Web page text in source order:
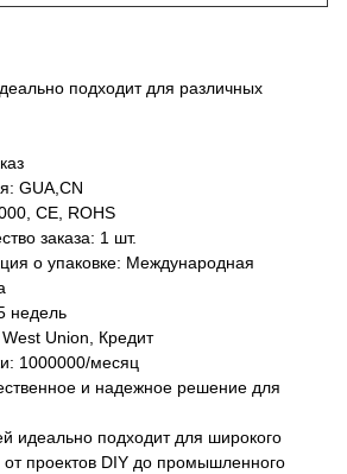
подходит для различных
GUA,CN
CE, ROHS
заказа: 1 шт.
о упаковке: Международная
недель
Union, Кредит
1000000/месяц
и надежное решение для
идеально подходит для широкого
проектов DIY до промышленного